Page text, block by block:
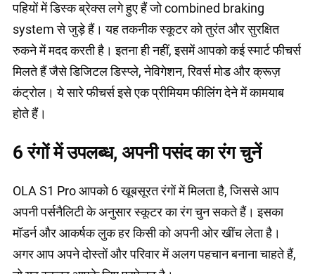
पहियों में डिस्क ब्रेक्स लगे हुए हैं जो combined braking
system से जुड़े हैं। यह तकनीक स्कूटर को तुरंत और सुरक्षित
रुकने में मदद करती है। इतना ही नहीं, इसमें आपको कई स्मार्ट फीचर्स
मिलते हैं जैसे डिजिटल डिस्प्ले, नेविगेशन, रिवर्स मोड और क्रूज़
कंट्रोल। ये सारे फीचर्स इसे एक प्रीमियम फीलिंग देने में कामयाब
होते हैं।
6 रंगों में उपलब्ध, अपनी पसंद का रंग चुनें
OLA S1 Pro आपको 6 खूबसूरत रंगों में मिलता है, जिससे आप
अपनी पर्सनैलिटी के अनुसार स्कूटर का रंग चुन सकते हैं। इसका
मॉडर्न और आकर्षक लुक हर किसी को अपनी ओर खींच लेता है।
अगर आप अपने दोस्तों और परिवार में अलग पहचान बनाना चाहते हैं,